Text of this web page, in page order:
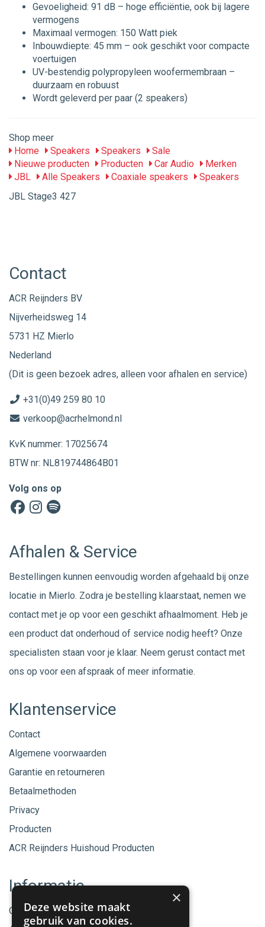
Gevoeligheid: 91 dB – hoge efficiëntie, ook bij lagere
vermogens
Maximaal vermogen: 150 Watt piek
Inbouwdiepte: 45 mm – ook geschikt voor compacte
voertuigen
UV-bestendig polypropyleen woofermembraan –
duurzaam en robuust
Wordt geleverd per paar (2 speakers)
Shop meer
Home
Speakers Speakers
Sale
Nieuwe producten
Producten Car Audio
Merken
JBL
Alle Speakers Coaxiale speakers
Speakers
JBL Stage3 427
Contact
ACR Reijnders BV
Nijverheidsweg 14
5731 HZ Mierlo
Nederland
(Dit is geen bezoek adres, alleen voor afhalen en service)
+31(0)49 259 80 10
verkoop@acrhelmond.nl
KvK nummer: 17025674
BTW nr: NL819744864B01
Volg ons op
Afhalen & Service
Bestellingen kunnen eenvoudig worden afgehaald bij onze
locatie in Mierlo. Zodra je bestelling klaarstaat, nemen we
contact met je op voor een geschikt afhaalmoment. Heb je
een product dat onderhoud of service nodig heeft? Onze
specialisten staan voor je klaar. Neem gerust contact met
ons op voor een afspraak of meer informatie.
Klantenservice
Contact
Algemene voorwaarden
Garantie en retourneren
Betaalmethoden
Privacy
Producten
ACR Reijnders Huishoud Producten
Informatie
Onze merken
×
Deze website maakt
gebruik van cookies.